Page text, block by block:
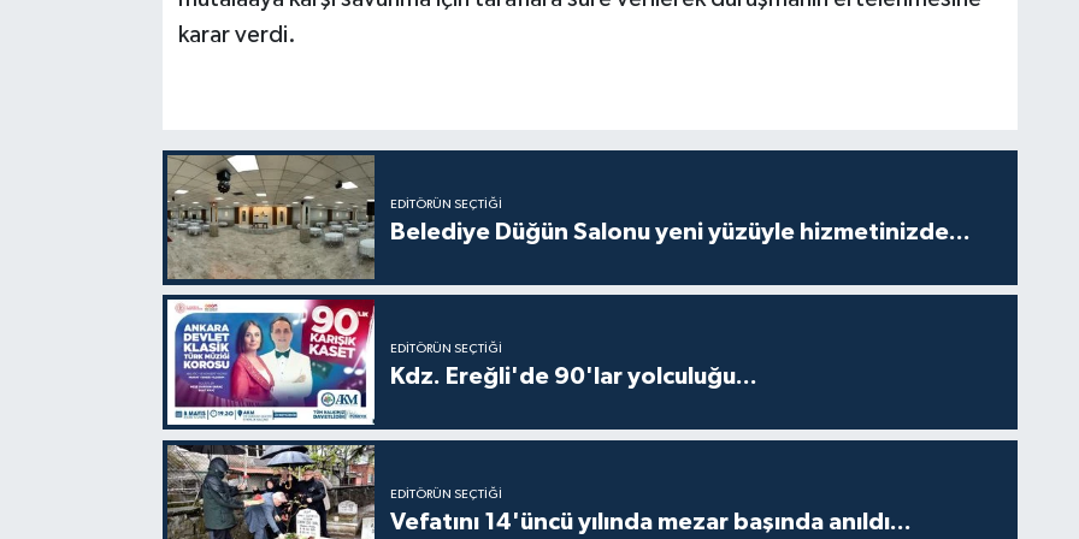
karar verdi.
EDITÖRÜN SEÇTIĞI
Belediye Düğün Salonu yeni yüzüyle hizmetinizde...
EDITÖRÜN SEÇTIĞI
Kdz. Ereğli'de 90'lar yolculuğu...
EDITÖRÜN SEÇTIĞI
Vefatını 14'üncü yılında mezar başında anıldı...